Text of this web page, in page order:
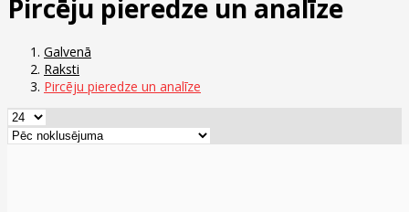
Pircēju pieredze un analīze
Galvenā
Raksti
Pircēju pieredze un analīze